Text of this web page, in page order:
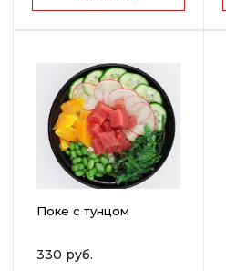
Поке с тунцом
330 руб.